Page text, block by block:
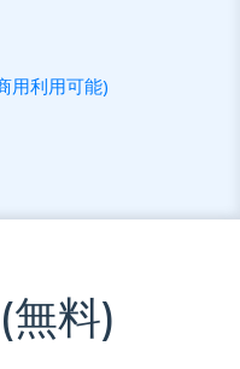
用利用可能)
料)